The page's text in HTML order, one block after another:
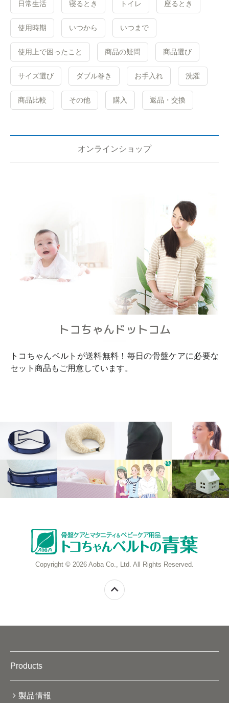
日常生活 寝るとき トイレ 座るとき
使用時期 いつから いつまで
使用上で困ったこと 商品の疑問 商品選び
サイズ選び ダブル巻き お手入れ 洗濯
商品比較 その他 購入 返品・交換
オンラインショップ
トコちゃんドットコム
トコちゃんベルトが送料無料！毎日の骨盤ケアに必要な
セット商品もご用意しています。
Copyright © 2026 Aoba Co., Ltd. All Rights Reserved.
Products
製品情報